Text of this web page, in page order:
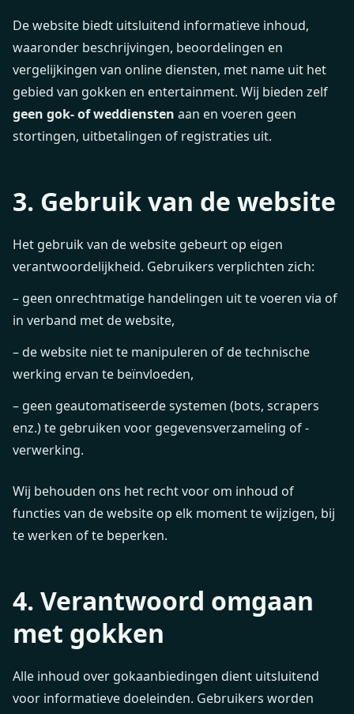
De website biedt uitsluitend informatieve inhoud,
waaronder beschrijvingen, beoordelingen en
vergelijkingen van online diensten, met name uit het
gebied van gokken en entertainment. Wij bieden zelf
geen gok- of weddiensten aan en voeren geen
stortingen, uitbetalingen of registraties uit.
3. Gebruik van de website
Het gebruik van de website gebeurt op eigen
verantwoordelijkheid. Gebruikers verplichten zich:
– geen onrechtmatige handelingen uit te voeren via of
in verband met de website,
– de website niet te manipuleren of de technische
werking ervan te beïnvloeden,
– geen geautomatiseerde systemen (bots, scrapers
enz.) te gebruiken voor gegevensverzameling of -
verwerking.
Wij behouden ons het recht voor om inhoud of
functies van de website op elk moment te wijzigen, bij
te werken of te beperken.
4. Verantwoord omgaan
met gokken
Alle inhoud over gokaanbiedingen dient uitsluitend
voor informatieve doeleinden. Gebruikers worden